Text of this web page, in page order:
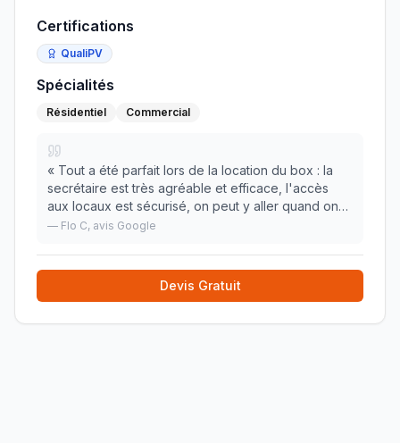
Certifications
QualiPV
Spécialités
Résidentiel Commercial
« Tout a été parfait lors de la location du box : la
secrétaire est très agréable et efficace, l'accès
aux locaux est sécurisé, on peut y aller quand on
veut toute la semaine en journée. C'est en intérieur
— Flo C, avis Google
Devis Gratuit